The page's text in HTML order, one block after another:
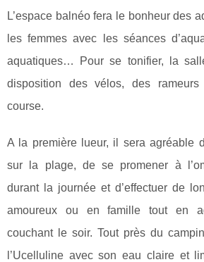
L’espace balnéo fera le bonheur des
les femmes avec les séances
aquatiques… Pour se tonifier, la
disposition des vélos, des
course.
A la première lueur, il sera agréable
sur la plage, de se promener à
durant la journée et d’effectuer de
amoureux ou en famille tout en
couchant le soir. Tout près du
l’Ucelluline avec son eau claire et